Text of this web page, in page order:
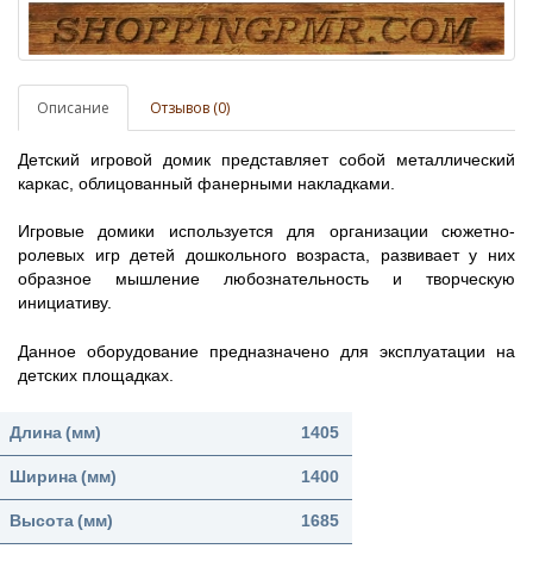
Описание Отзывов (0)
Детский игровой домик представляет собой металлический
каркас, облицованный фанерными накладками.
Игровые домики используется для организации сюжетно-
ролевых игр детей дошкольного возраста, развивает у них
образное мышление любознательность и творческую
инициативу.
Данное оборудование предназначено для эксплуатации на
детских площадках.
Длина (мм) 1405
Ширина (мм) 1400
Высота (мм) 1685